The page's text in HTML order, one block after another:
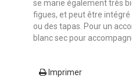
se marie également très
figues, et peut être
ou des tapas. Pour un
blanc sec pour
Imprimer